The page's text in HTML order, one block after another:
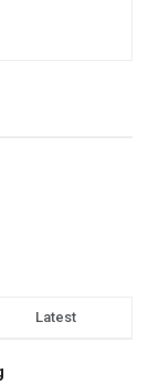
Latest